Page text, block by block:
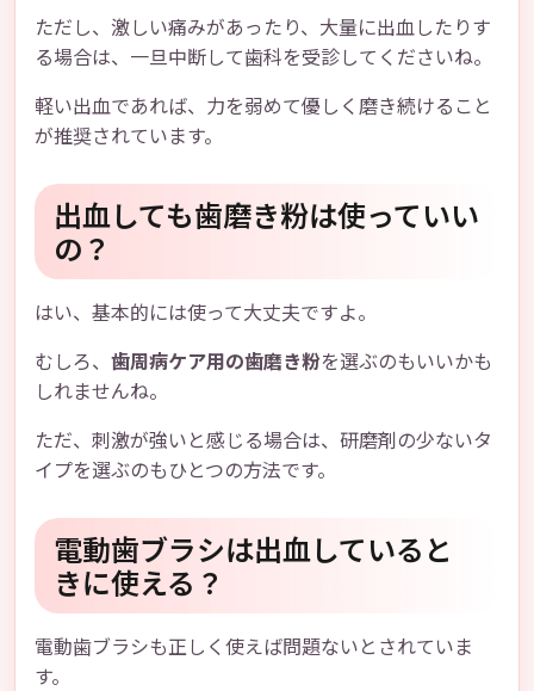
ただし、激しい痛みがあったり、大量に出血したりす
る場合は、一旦中断して歯科を受診してくださいね。
軽い出血であれば、力を弱めて優しく磨き続けること
が推奨されています。
出血しても歯磨き粉は使っていい
の？
はい、基本的には使って大丈夫ですよ。
むしろ、 歯周病ケア用の歯磨き粉を選ぶのもいいかも
しれませんね。
ただ、刺激が強いと感じる場合は、研磨剤の少ないタ
イプを選ぶのもひとつの方法です。
電動歯ブラシは出血していると
きに使える？
電動歯ブラシも正しく使えば問題ないとされていま
す。